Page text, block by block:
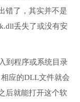
错了，其实并不是
丢失了或没有安
到程序或系统目录
应的DLL文件就会
后就能打开这个软